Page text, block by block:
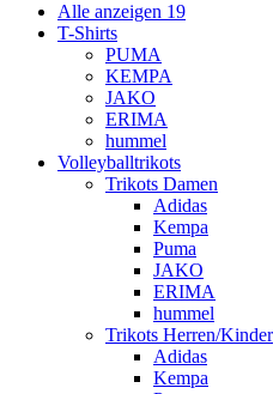
Alle anzeigen 19
T-Shirts
PUMA
KEMPA
JAKO
ERIMA
hummel
Volleyballtrikots
Trikots Damen
Adidas
Kempa
Puma
JAKO
ERIMA
hummel
Trikots Herren/Kinder
Adidas
Kempa